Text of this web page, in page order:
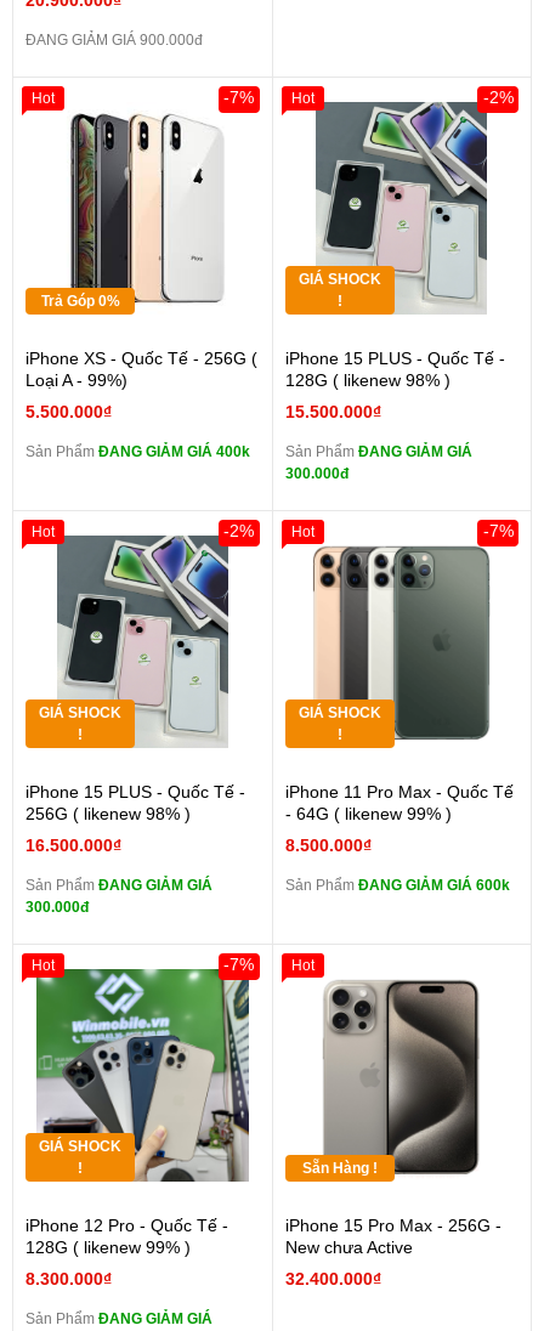
ĐANG GIẢM GIÁ 900.000đ
Trả Góp 0%
iPhone XS - Quốc Tế - 256G (
Loại A - 99%)
5.500.000₫
-7%
Sản Phẩm ĐANG GIẢM GIÁ 400k
Hot
GIÁ SHOCK
!
iPhone 15 PLUS - Quốc Tế -
128G ( likenew 98% )
15.500.000₫
-2%
Sản Phẩm ĐANG GIẢM GIÁ
300.000đ
Hot
GIÁ SHOCK
!
iPhone 15 PLUS - Quốc Tế -
256G ( likenew 98% )
16.500.000₫
-2%
Sản Phẩm ĐANG GIẢM GIÁ
300.000đ
Hot
GIÁ SHOCK
!
iPhone 11 Pro Max - Quốc Tế
- 64G ( likenew 99% )
8.500.000₫
-7%
Sản Phẩm ĐANG GIẢM GIÁ 600k
Hot
GIÁ SHOCK
!
iPhone 12 Pro - Quốc Tế -
128G ( likenew 99% )
8.300.000₫
-7%
Sản Phẩm ĐANG GIẢM GIÁ
Hot
Sẵn Hàng !
iPhone 15 Pro Max - 256G -
New chưa Active
32.400.000₫
Hot